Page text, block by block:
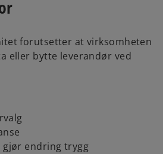
forutsetter at virksomheten
eller bytte leverandør ved
gjør endring trygg